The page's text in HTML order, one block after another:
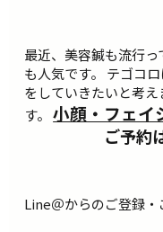
最近、美容鍼も流行
も人気です。 テゴコ
をしていきたいと考
す。小顔・フェイ
ご予約
Line＠からのご登録・